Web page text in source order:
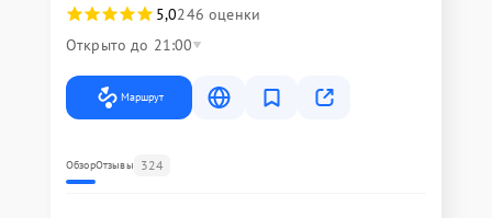
5,0246 оценки
Открыто до 21:00
Маршрут
ОбзорОтзывы 324